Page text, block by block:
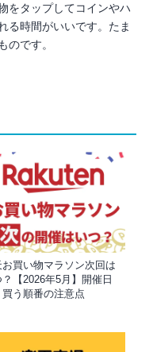
をタップしてコインやハ
る時間がいいです。たま
のです。
お買い物マラソン次回は
？【2026年5月】開催日
買う順番の注意点